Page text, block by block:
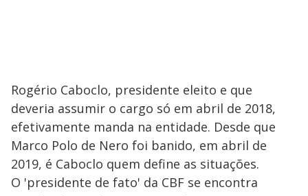
Rogério Caboclo, presidente eleito e que
deveria assumir o cargo só em abril de 2018,
efetivamente manda na entidade. Desde que
Marco Polo de Nero foi banido, em abril de
2019, é Caboclo quem define as situações.
O 'presidente de fato' da CBF se encontra